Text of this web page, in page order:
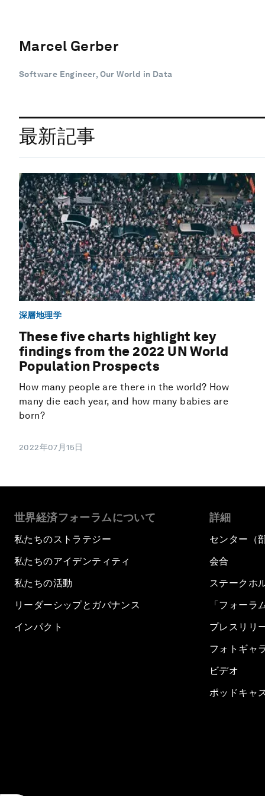
Marcel Gerber
Software Engineer, Our World in Data
最新記事
深層地理学
These five charts highlight key
findings from the 2022 UN World
Population Prospects
How many people are there in the world? How
many die each year, and how many babies are
born?
2022年07月15日
世界経済フォーラムについて
私たちのストラテジー
私たちのアイデンティティ
私たちの活動
リーダーシップとガバナンス
インパクト
詳細
センター（
会合
ステークホ
「フォーラ
プレスリリ
フォトギャ
ビデオ
ポッドキャ